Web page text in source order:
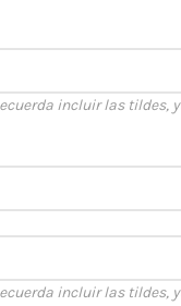
incluir las tildes,
incluir las tildes,